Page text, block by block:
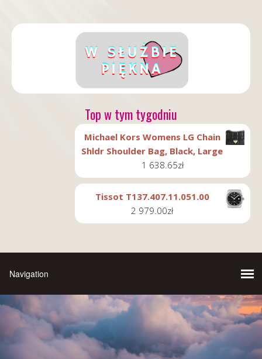
Top w tym tygodniu
Michael Kors Womens LG Chain
Shldr Shoulder Bag, Black, Large
1 638.65zł
Tissot T137.407.11.051.00
2 979.00zł